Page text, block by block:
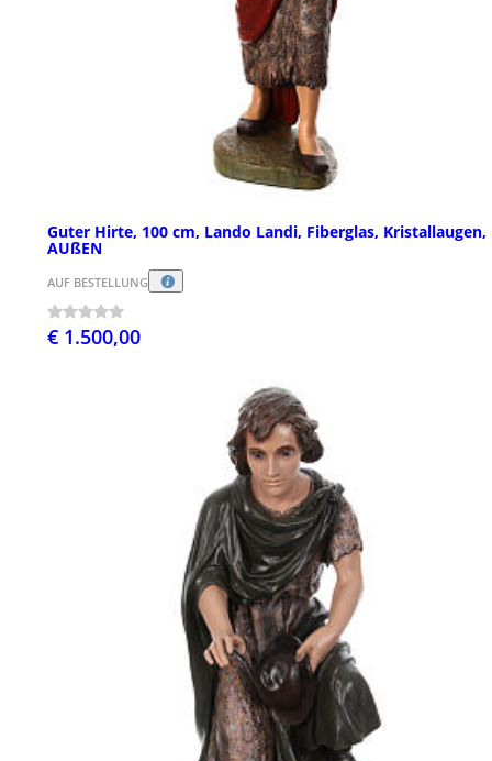
Guter Hirte, 100 cm, Lando Landi, Fiberglas, Kristallaugen,
AUßEN
AUF BESTELLUNG
€ 1.500,00